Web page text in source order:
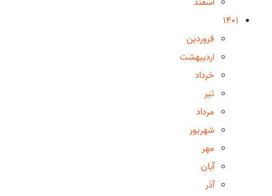
1401
فروردین
اردیبهشت
خرداد
تیر
مرداد
شهریور
مهر
آبان
آذر